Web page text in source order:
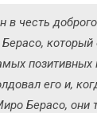
в честь
позитивных
его и,
Берасо,